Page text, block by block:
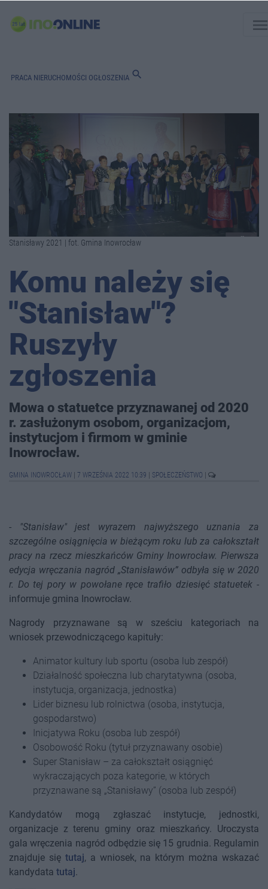
PRACA NIERUCHOMOŚCI OGŁOSZENIA search
Stanisławy 2021 | fot. Gmina Inowrocław
Komu należy się
"Stanisław"?
Ruszyły
zgłoszenia
Mowa o statuetce przyznawanej od 2020
r. zasłużonym osobom, organizacjom,
instytucjom i firmom w gminie
Inowrocław.
GMINA INOWROCŁAW 7 WRZEŚNIA 2022 10:39 SPOŁECZEŃSTWO
-
"Stanisław" jest wyrazem najwyższego uznania za
szczególne osiągnięcia w bieżącym roku lub za całokształt
pracy na rzecz mieszkańców Gminy Inowrocław. Pierwsza
edycja wręczania nagród „Stanisławów” odbyła się w 2020
r. Do tej pory w powołane ręce trafiło dziesięć statuetek -
informuje gmina Inowrocław.
Nagrody przyznawane są w sześciu kategoriach na
wniosek przewodniczącego kapituły:
Animator kultury lub sportu (osoba lub zespół)
Działalność społeczna lub charytatywna (osoba,
instytucja, organizacja, jednostka)
Lider biznesu lub rolnictwa (osoba, instytucja,
gospodarstwo)
Inicjatywa Roku (osoba lub zespół)
Osobowość Roku (tytuł przyznawany osobie)
Super Stanisław – za całokształt osiągnięć
wykraczających poza kategorie, w których
przyznawane są „Stanisławy” (osoba lub zespół)
Kandydatów mogą zgłaszać instytucje, jednostki,
organizacje z terenu gminy oraz mieszkańcy. Uroczysta
gala wręczenia nagród odbędzie się 15 grudnia. Regulamin
znajduje się tutaj, a wniosek, na którym można wskazać
kandydata tutaj.